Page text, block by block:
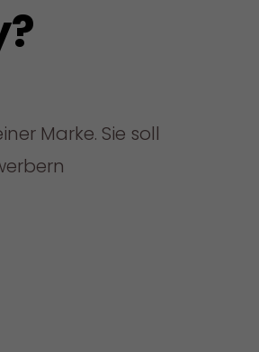
Marke. Sie soll